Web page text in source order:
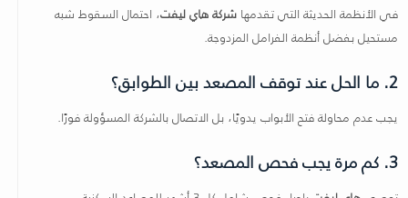
في الأنظمة الحديثة التي تقدمها شركة هاي ليفت، احتمال السقوط شبه
مستحيل بفضل أنظمة الفرامل المزدوجة.
2. ما الحل عند توقف المصعد بين الطوابق؟
يجب عدم محاولة فتح الأبواب يدويًا، بل الاتصال بالشركة المسؤولة فورًا.
3. كم مرة يجب فحص المصعد؟